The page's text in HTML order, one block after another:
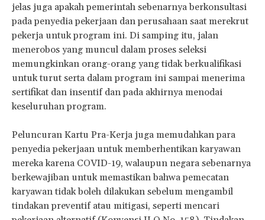
jelas juga apakah pemerintah sebenarnya berkonsultasi
pada penyedia pekerjaan dan perusahaan saat merekrut
pekerja untuk program ini. Di samping itu, jalan
menerobos yang muncul dalam proses seleksi
memungkinkan orang-orang yang tidak berkualifikasi
untuk turut serta dalam program ini sampai menerima
sertifikat dan insentif dan pada akhirnya menodai
keseluruhan program.
Peluncuran Kartu Pra-Kerja juga memudahkan para
penyedia pekerjaan untuk memberhentikan karyawan
mereka karena COVID-19, walaupun negara sebenarnya
berkewajiban untuk memastikan bahwa pemecatan
karyawan tidak boleh dilakukan sebelum mengambil
tindakan preventif atau mitigasi, seperti mencari